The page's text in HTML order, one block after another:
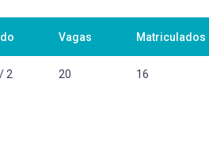
Vagas Matriculados
2 20 16